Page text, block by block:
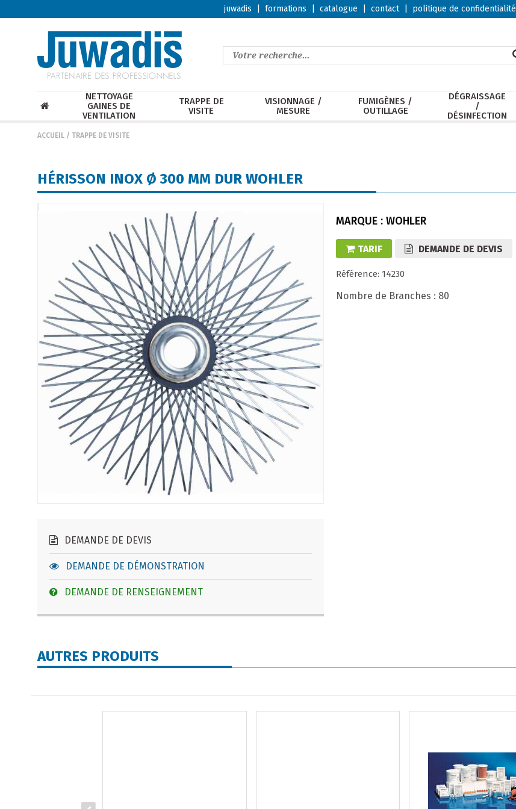
juwadis formations catalogue contact politique de confidentialité
NETTOYAGE
GAINES DE
VENTILATION
TRAPPE DE
VISITE
VISIONNAGE /
MESURE
FUMIGÈNES /
OUTILLAGE
DÉGRAISSAGE
/
DÉSINFECTION
ACCUEIL / TRAPPE DE VISITE
HÉRISSON INOX Ø 300 MM DUR WOHLER
DEMANDE DE DEVIS
DEMANDE DE DÉMONSTRATION
DEMANDE DE RENSEIGNEMENT
MARQUE : WOHLER
TARIF DEMANDE DE DEVIS
Référence: 14230
Nombre de Branches : 80
AUTRES PRODUITS